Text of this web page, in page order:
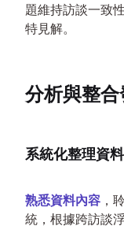
題維持訪談一致
特見解。
分析與整
系統化整理資料
熟悉資料內容 ，
統，根據跨訪談